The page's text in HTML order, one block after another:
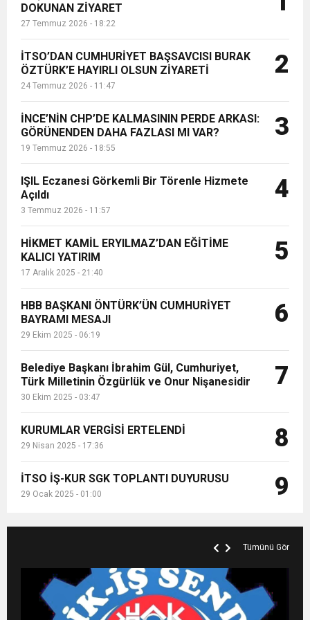
17:36 KURUMLAR VERGİSİ ERTELENDİ
1:00 İTSO İŞ-KUR SGK TOPLANTI
DUYURUSU
21:40 CEYLANDERE’DE BAŞKAN EMRAH
18:22 BAŞKAN SAMİ ÜSTÜN’DEN
İskenderun Körfezi’nin ö...
DOKUNAN ZİYARET
27 Temmuz 2026 - 18:22
İTSO’DAN CUMHURİYET BAŞSAVCISI BURAK
ÖZTÜRK’E HAYIRLI OLSUN ZİYARETİ
24 Temmuz 2026 - 11:47
2
İNCE’NİN CHP’DE KALMASININ PERDE ARKASI:
GÖRÜNENDEN DAHA FAZLASI MI VAR?
19 Temmuz 2026 - 18:55
3
IŞIL Eczanesi Görkemli Bir Törenle Hizmete
Açıldı
3 Temmuz 2026 - 11:57
4
HİKMET KAMİL ERYILMAZ’DAN EĞİTİME
KALICI YATIRIM
17 Aralık 2025 - 21:40
5
HBB BAŞKANI ÖNTÜRK’ÜN CUMHURİYET
BAYRAMI MESAJI
29 Ekim 2025 - 06:19
6
Belediye Başkanı İbrahim Gül, Cumhuriyet,
Türk Milletinin Özgürlük ve Onur Nişanesidir
30 Ekim 2025 - 03:47
7
KURUMLAR VERGİSİ ERTELENDİ
29 Nisan 2025 - 17:36 8
İTSO İŞ-KUR SGK TOPLANTI DUYURUSU
29 Ocak 2025 - 01:00 9
Tümünü Gör